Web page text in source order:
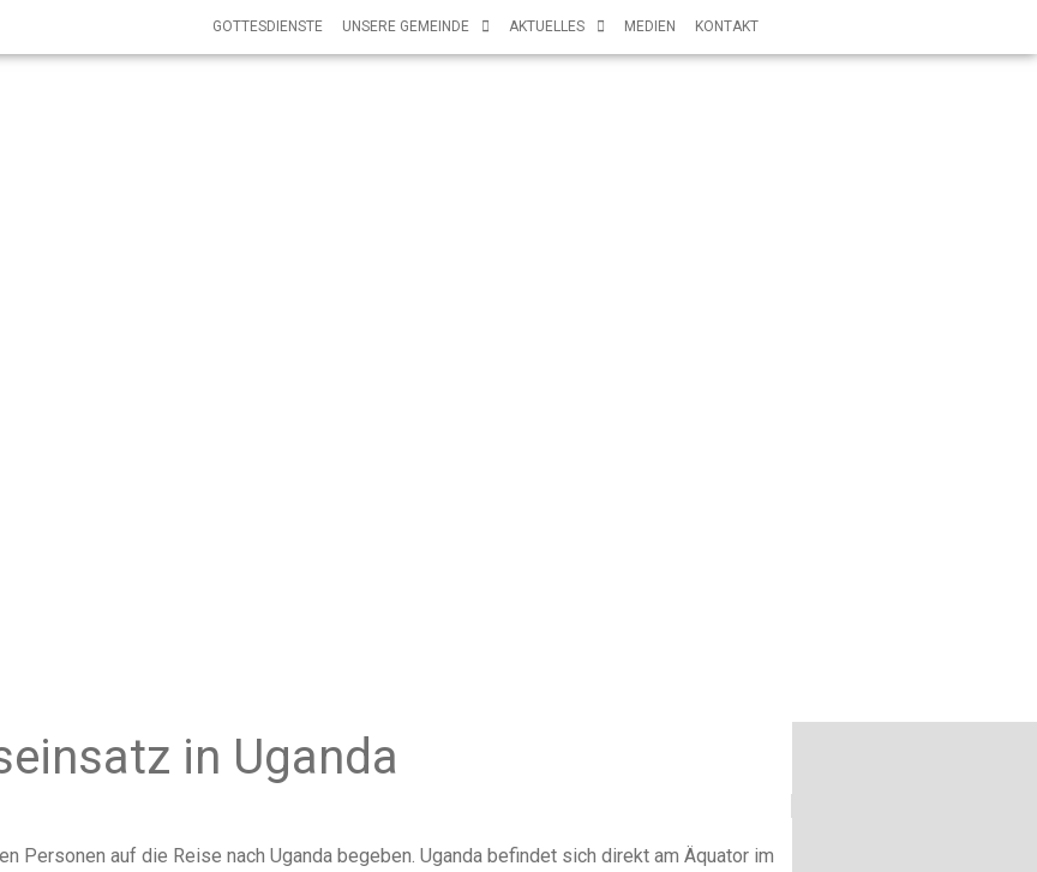
GOTTESDIENSTE UNSERE GEMEINDE AKTUELLES MEDIEN KONTAKT
in Uganda
Personen auf die Reise nach Uganda begeben. Uganda befindet sich direkt am Äquator im